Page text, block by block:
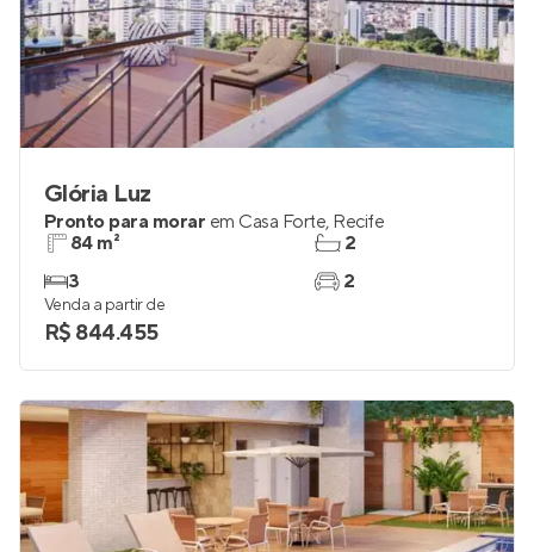
Glória Luz
Pronto para morar em Casa Forte, Recife
84 m²
3
2
2
Venda a partir de
R$ 844.455